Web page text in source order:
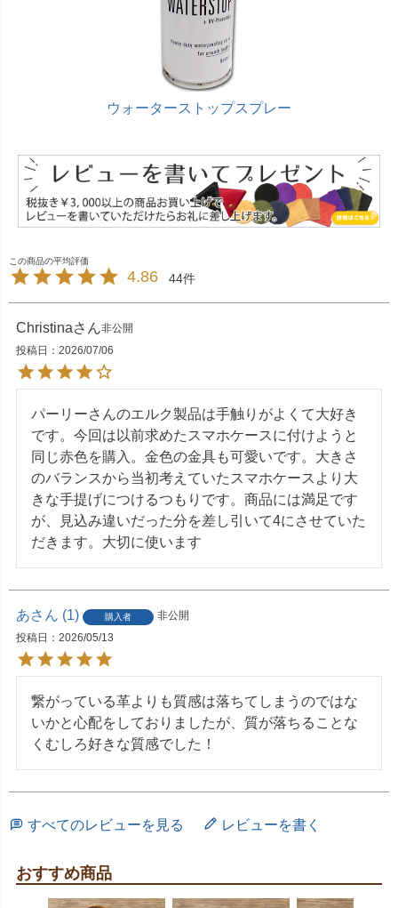
ウォーターストップスプレー
4.86 44
Christina
非公開
投稿日
2026/07/06
パーリーさんのエルク製品は手触りがよくて大好き
です。今回は以前求めたスマホケースに付けようと
同じ赤色を購入。金色の金具も可愛いです。大きさ
のバランスから当初考えていたスマホケースより大
きな手提げにつけるつもりです。商品には満足です
が、見込み違いだった分を差し引いて4にさせていた
だきます。大切に使います
あ 1 購入者
非公開
投稿日
2026/05/13
繋がっている革よりも質感は落ちてしまうのではな
いかと心配をしておりましたが、質が落ちることな
くむしろ好きな質感でした！
すべてのレビューを見る レビューを書く
おすすめ商品